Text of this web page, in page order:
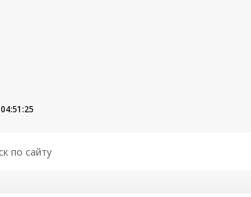
04:51:26